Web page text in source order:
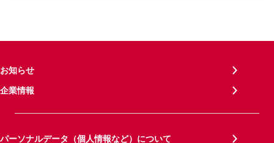
お知らせ
企業情報
パーソナルデータ（個人情報など）について